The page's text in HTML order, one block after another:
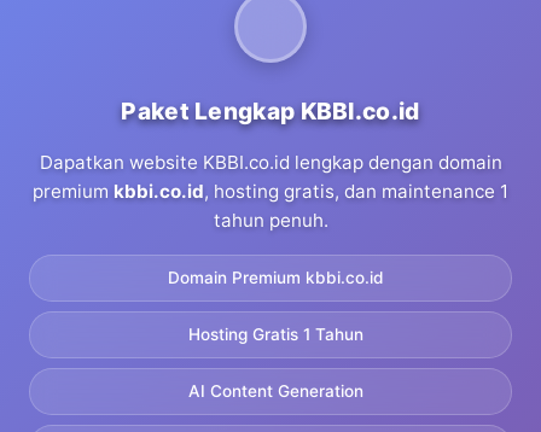
Paket Lengkap KBBI.co.id
Dapatkan website KBBI.co.id lengkap dengan domain
premium kbbi.co.id, hosting gratis, dan maintenance 1
tahun penuh.
Domain Premium kbbi.co.id
Hosting Gratis 1 Tahun
AI Content Generation